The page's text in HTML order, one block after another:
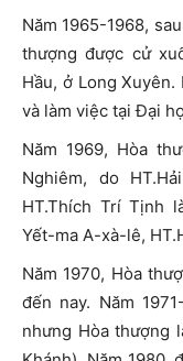
Năm 1965-1968,
thượng được cử
Hầu, ở Long
và làm việc tại Đại
Năm 1969, Hòa
Nghiêm, do
HT.Thích Trí Tịnh
Yết-ma A-xà-lê,
Năm 1970, Hòa
đến nay. Năm
nhưng Hòa thượng